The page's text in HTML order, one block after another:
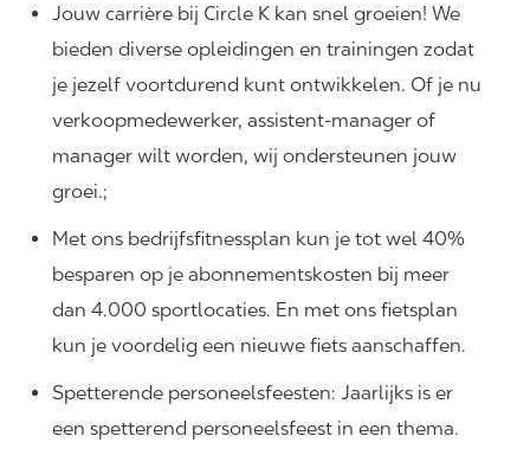
Jouw carrière bij Circle K kan snel groeien! We
bieden diverse opleidingen en trainingen zodat
je jezelf voortdurend kunt ontwikkelen. Of je nu
verkoopmedewerker, assistent-manager of
manager wilt worden, wij ondersteunen jouw
groei.;
Met ons bedrijfsfitnessplan kun je tot wel 40%
besparen op je abonnementskosten bij meer
dan 4.000 sportlocaties. En met ons fietsplan
kun je voordelig een nieuwe fiets aanschaffen.
Spetterende personeelsfeesten: Jaarlijks is er
een spetterend personeelsfeest in een thema.